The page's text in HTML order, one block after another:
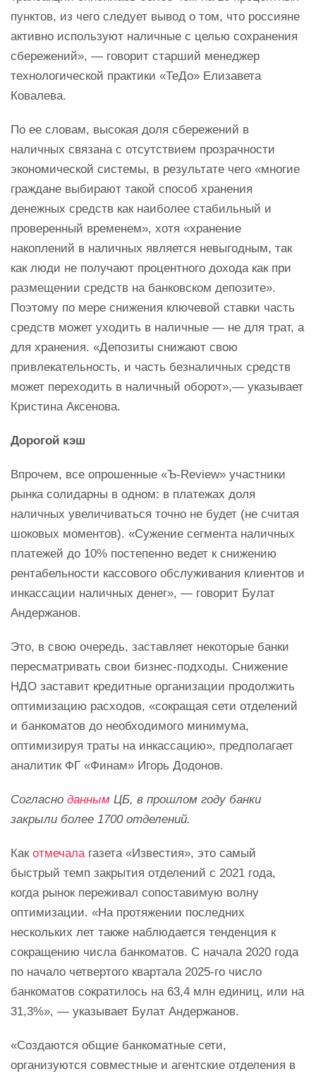
пунктов, из чего следует вывод о том, что россияне
активно используют наличные с целью сохранения
сбережений», — говорит старший менеджер
технологической практики «ТеДо» Елизавета
Ковалева.
По ее словам, высокая доля сбережений в
наличных связана с отсутствием прозрачности
экономической системы, в результате чего «многие
граждане выбирают такой способ хранения
денежных средств как наиболее стабильный и
проверенный временем», хотя «хранение
накоплений в наличных является невыгодным, так
как люди не получают процентного дохода как при
размещении средств на банковском депозите».
Поэтому по мере снижения ключевой ставки часть
средств может уходить в наличные — не для трат, а
для хранения. «Депозиты снижают свою
привлекательность, и часть безналичных средств
может переходить в наличный оборот»,— указывает
Кристина Аксенова.
Дорогой кэш
Впрочем, все опрошенные «Ъ-Review» участники
рынка солидарны в одном: в платежах доля
наличных увеличиваться точно не будет (не считая
шоковых моментов). «Сужение сегмента наличных
платежей до 10% постепенно ведет к снижению
рентабельности кассового обслуживания клиентов и
инкассации наличных денег», — говорит Булат
Андержанов.
Это, в свою очередь, заставляет некоторые банки
пересматривать свои бизнес-подходы. Снижение
НДО заставит кредитные организации продолжить
оптимизацию расходов, «сокращая сети отделений
и банкоматов до необходимого минимума,
оптимизируя траты на инкассацию», предполагает
аналитик ФГ «Финам» Игорь Додонов.
Согласно данным ЦБ, в прошлом году банки
закрыли более 1700 отделений.
Как отмечалагазета «Известия», это самый
быстрый темп закрытия отделений с 2021 года,
когда рынок переживал сопоставимую волну
оптимизации. «На протяжении последних
нескольких лет также наблюдается тенденция к
сокращению числа банкоматов. С начала 2020 года
по начало четвертого квартала 2025-го число
банкоматов сократилось на 63,4 млн единиц, или на
31,3%», — указывает Булат Андержанов.
«Создаются общие банкоматные сети,
организуются совместные и агентские отделения в